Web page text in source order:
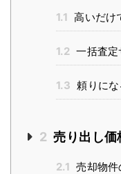
1.1 高いだけ
1.2 一括査
1.3 頼りに
2 売り出し価
2.1 売却物